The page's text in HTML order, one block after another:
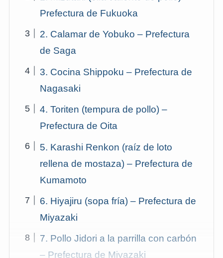
Prefectura de Fukuoka
2. Calamar de Yobuko – Prefectura
de Saga
3. Cocina Shippoku – Prefectura de
Nagasaki
4. Toriten (tempura de pollo) –
Prefectura de Oita
5. Karashi Renkon (raíz de loto
rellena de mostaza) – Prefectura de
Kumamoto
6. Hiyajiru (sopa fría) – Prefectura de
Miyazaki
7. Pollo Jidori a la parrilla con carbón
– Prefectura de Miyazaki